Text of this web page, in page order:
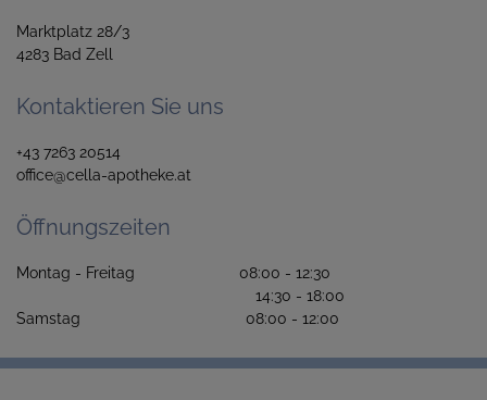
Marktplatz 28/3
4283 Bad Zell
Kontaktieren Sie uns
+43 7263 20514
office@cella-apotheke.at
Öffnungszeiten
Montag - Freitag 08:00 - 12:30
14:30 - 18:00
Samstag 08:00 - 12:00